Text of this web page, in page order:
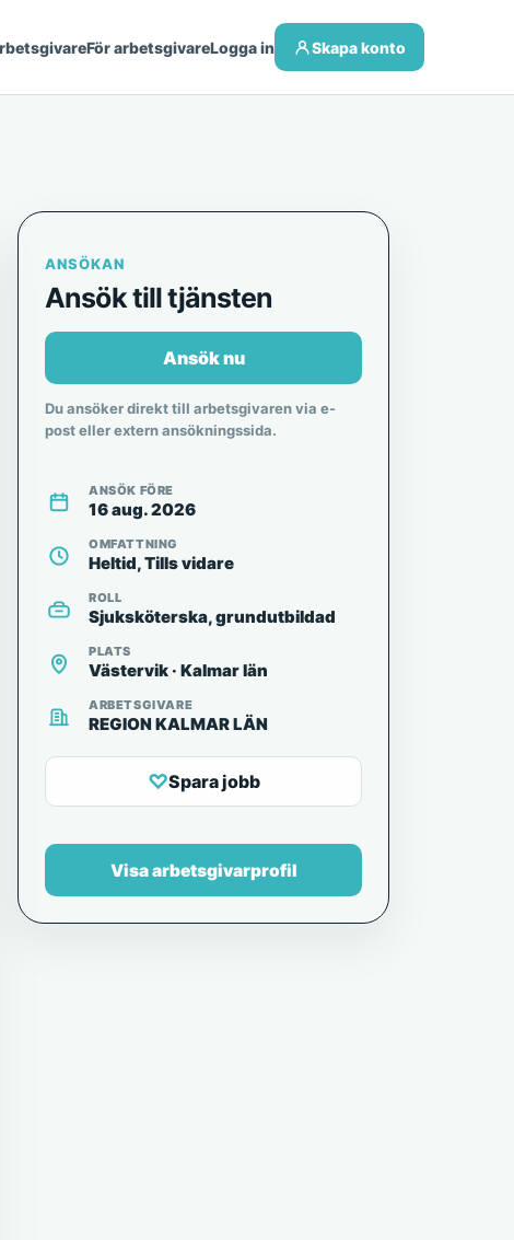
För arbetsgivareLogga in Skapa konto
ANSÖKAN
Ansök till tjänsten
Ansök nu
Du ansöker direkt till arbetsgivaren via e-
post eller extern ansökningssida.
ANSÖK FÖRE
16 aug. 2026
OMFATTNING
Heltid, Tills vidare
ROLL
Sjuksköterska, grundutbildad
PLATS
Västervik · Kalmar län
ARBETSGIVARE
REGION KALMAR LÄN
♡Spara jobb
Visa arbetsgivarprofil